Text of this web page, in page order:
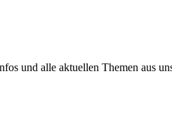
und alle aktuellen Themen aus